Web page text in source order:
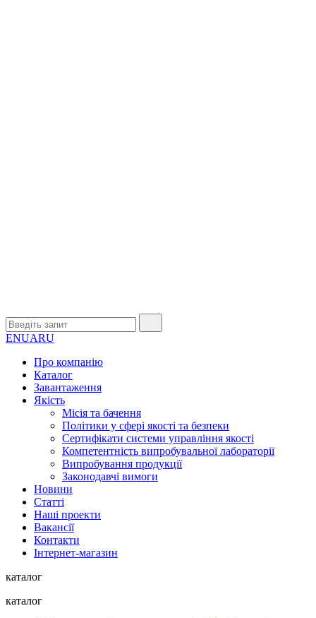
ENUARU
Про компанію
Каталог
Завантаження
Якість
Місія та бачення
Політики у сфері якості та безпеки
Сертифікати системи управління якості
Компетентність випробувальної лабораторії
Випробування продукції
Законодавчі вимоги
Новини
Статті
Наші проекти
Вакансії
Контакти
Інтернет-магазин
каталог
каталог